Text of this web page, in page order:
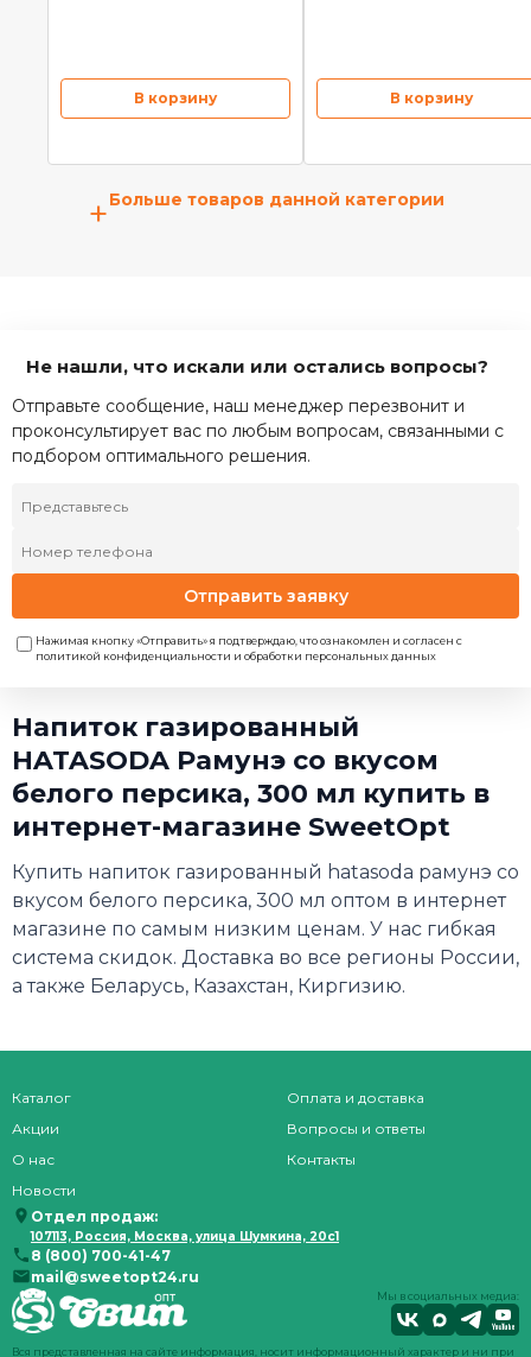
В корзину В корзину
+Больше товаров данной категории
Не нашли, что искали или остались вопросы?
Отправьте сообщение, наш менеджер перезвонит и
проконсультирует вас по любым вопросам, связанными с
подбором оптимального решения.
Отправить заявку
Нажимая кнопку «Отправить» я подтверждаю, что ознакомлен и согласен с
политикой конфиденциальности и обработки персональных данных
Напиток газированный
HATASODA Рамунэ со вкусом
белого персика, 300 мл купить в
интернет-магазине SweetOpt
Купить напиток газированный hatasoda рамунэ со
вкусом белого персика, 300 мл оптом в интернет
магазине по самым низким ценам. У нас гибкая
система скидок. Доставка во все регионы России,
а также Беларусь, Казахстан, Киргизию.
Каталог
Акции
О нас
Новости
Оплата и доставка
Вопросы и ответы
Контакты
Отдел продаж:
107113, Россия, Москва, улица Шумкина, 20с1
8 (800) 700-41-47
mail@sweetopt24.ru
Мы в социальных медиа:
Вся представленная на сайте информация, носит информационный характер и ни при